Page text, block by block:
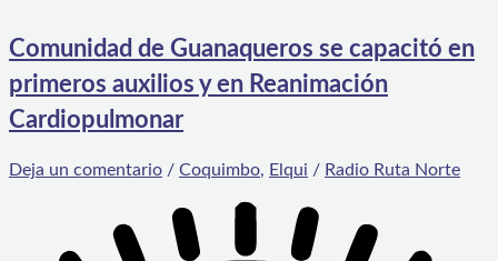
Comunidad de Guanaqueros se capacitó en
primeros auxilios y en Reanimación
Cardiopulmonar
Deja un comentario / Coquimbo, Elqui / Radio Ruta Norte